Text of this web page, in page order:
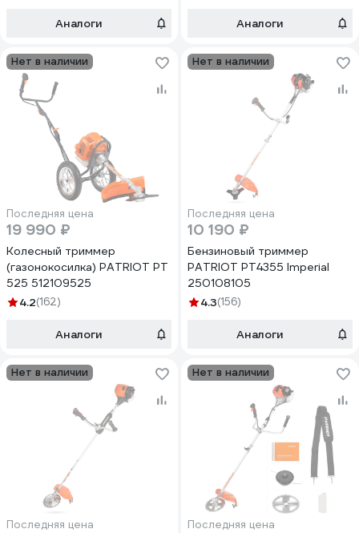
Аналоги Аналоги
Нет в наличии
Последняя цена
19 990 ₽
Колесный триммер
(газонокосилка) PATRIOT PT
525 512109525
4.2(162)
Аналоги
Нет в наличии
Последняя цена
10 190 ₽
Бензиновый триммер
PATRIOT РТ4355 Imperial
250108105
4.3(156)
Аналоги
Нет в наличии
Последняя цена
Нет в наличии
Последняя цена